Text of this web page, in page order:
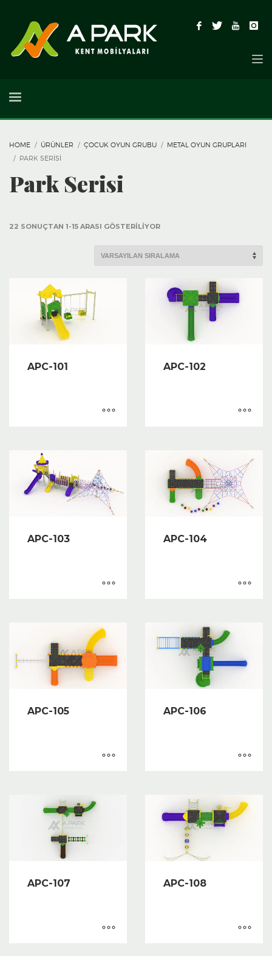
HOME ÜRÜNLER ÇOCUK OYUN GRUBU
METAL OYUN GRUPLARI
PARK SERISI
Park Serisi
22 SONUÇTAN 1-15 ARASI GÖSTERILIYOR
APC-101 APC-102
APC-103 APC-104
APC-105 APC-106
APC-107 APC-108